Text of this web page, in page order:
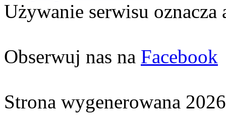
Używanie serwisu oznacza
Obserwuj nas na Facebook
Strona wygenerowana